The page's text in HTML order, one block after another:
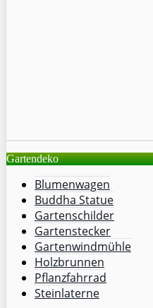
Gartendeko
Blumenwagen
Buddha Statue
Gartenschilder
Gartenstecker
Gartenwindmühle
Holzbrunnen
Pflanzfahrrad
Steinlaterne